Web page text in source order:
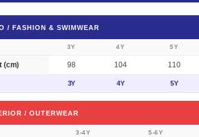
/ FASHION & SWIMWEAR
3Y 4Y 5Y
(cm) 98 104 110
3Y 4Y 5Y
/ OUTERWEAR
3-4Y 5-6Y